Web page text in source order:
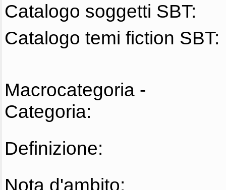
Catalogo soggetti SBT:
Catalogo temi fiction SBT:
Macrocategoria -
Categoria:
Definizione:
Nota d'ambito: